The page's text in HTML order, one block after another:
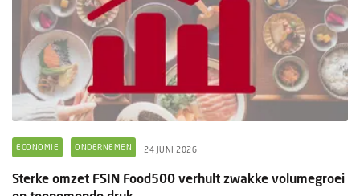
ECONOMIE ONDERNEMEN 24 JUNI 2026
Sterke omzet FSIN Food500 verhult zwakke volumegroei